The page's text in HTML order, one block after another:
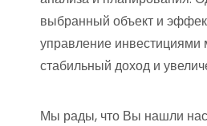
выбранный объект и
управление инвестициями
стабильный доход и
Мы рады, что Вы нашли